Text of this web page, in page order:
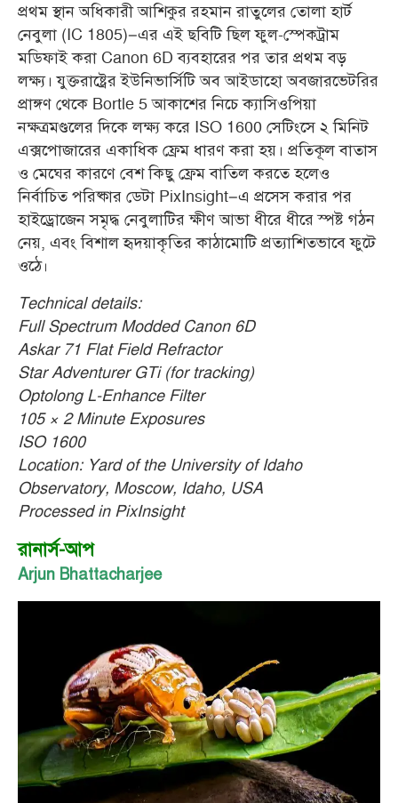
প্রথম স্থান অধিকারী আশিকুর রহমান রাতুলের তোলা হার্ট
নেবুলা (IC 1805)–এর এই ছবিটি ছিল ফুল-স্পেকট্রাম
মডিফাই করা Canon 6D ব্যবহারের পর তার প্রথম বড়
লক্ষ্য। যুক্তরাষ্ট্রের ইউনিভার্সিটি অব আইডাহো অবজারভেটরির
প্রাঙ্গণ থেকে Bortle 5 আকাশের নিচে ক্যাসিওপিয়া
নক্ষত্রমণ্ডলের দিকে লক্ষ্য করে ISO 1600 সেটিংসে ২ মিনিট
এক্সপোজারের একাধিক ফ্রেম ধারণ করা হয়। প্রতিকূল বাতাস
ও মেঘের কারণে বেশ কিছু ফ্রেম বাতিল করতে হলেও
নির্বাচিত পরিষ্কার ডেটা PixInsight–এ প্রসেস করার পর
হাইড্রোজেন সমৃদ্ধ নেবুলাটির ক্ষীণ আভা ধীরে ধীরে স্পষ্ট গঠন
নেয়, এবং বিশাল হৃদয়াকৃতির কাঠামোটি প্রত্যাশিতভাবে ফুটে
ওঠে।
Technical details:
Full Spectrum Modded Canon 6D
Askar 71 Flat Field Refractor
Star Adventurer GTi (for tracking)
Optolong L-Enhance Filter
105 × 2 Minute Exposures
ISO 1600
Location: Yard of the University of Idaho
Observatory, Moscow, Idaho, USA
Processed in PixInsight
রানার্স-আপ
Arjun Bhattacharjee